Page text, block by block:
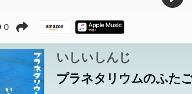
0
いしいしんじ
プラネタリウムのふた